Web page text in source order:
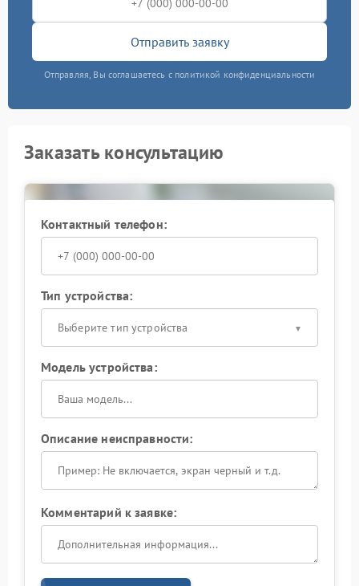
Отправить заявку
Отправляя, Вы соглашаетесь с политикой конфиденциальности
Заказать консультацию
Контактный телефон:
Тип устройства:
Выберите тип устройства
Модель устройства:
Описание неисправности:
Комментарий к заявке: